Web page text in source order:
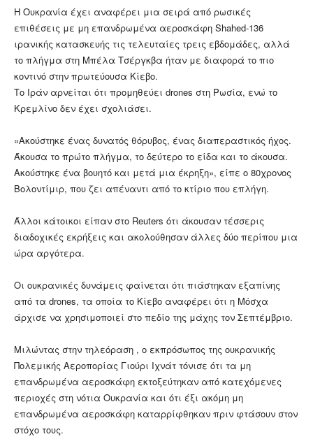
Η Ουκρανία έχει αναφέρει μια σειρά από ρωσικές
επιθέσεις με μη επανδρωμένα αεροσκάφη Shahed-136
ιρανικής κατασκευής τις τελευταίες τρεις εβδομάδες, αλλά
το πλήγμα στη Μπέλα Τσέργκβα ήταν με διαφορά το πιο
κοντινό στην πρωτεύουσα Κίεβο.
Το Ιράν αρνείται ότι προμηθεύει drones στη Ρωσία, ενώ το
Κρεμλίνο δεν έχει σχολιάσει.
«Ακούστηκε ένας δυνατός θόρυβος, ένας διαπεραστικός ήχος.
Άκουσα το πρώτο πλήγμα, το δεύτερο το είδα και το άκουσα.
Ακούστηκε ένα βουητό και μετά μια έκρηξη», είπε ο 80χρονος
Βολοντίμιρ, που ζει απέναντι από το κτίριο που επλήγη.
Άλλοι κάτοικοι είπαν στο Reuters ότι άκουσαν τέσσερις
διαδοχικές εκρήξεις και ακολούθησαν άλλες δύο περίπου μια
ώρα αργότερα.
Οι ουκρανικές δυνάμεις φαίνεται ότι πιάστηκαν εξαπίνης
από τα drones, τα οποία το Κίεβο αναφέρει ότι η Μόσχα
άρχισε να χρησιμοποιεί στο πεδίο της μάχης τον Σεπτέμβριο.
Μιλώντας στην τηλεόραση , ο εκπρόσωπος της ουκρανικής
Πολεμικής Αεροπορίας Γιούρι Ιχνάτ τόνισε ότι τα μη
επανδρωμένα αεροσκάφη εκτοξεύτηκαν από κατεχόμενες
περιοχές στη νότια Ουκρανία και ότι έξι ακόμη μη
επανδρωμένα αεροσκάφη καταρρίφθηκαν πριν φτάσουν στον
στόχο τους.